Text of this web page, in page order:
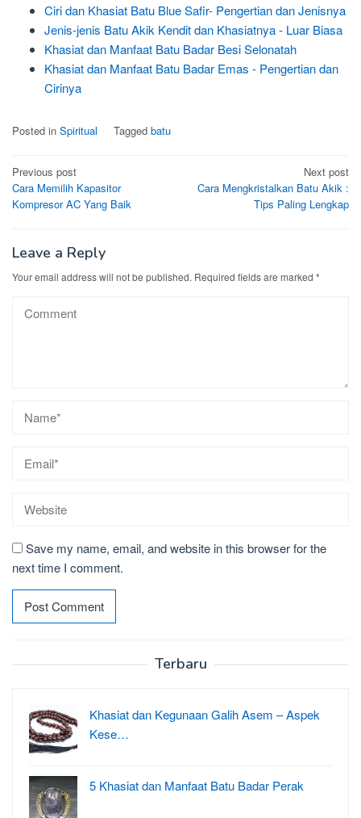
Ciri dan Khasiat Batu Blue Safir- Pengertian dan Jenisnya
Jenis-jenis Batu Akik Kendit dan Khasiatnya - Luar Biasa
Khasiat dan Manfaat Batu Badar Besi Selonatah
Khasiat dan Manfaat Batu Badar Emas - Pengertian dan
Cirinya
Posted in Spiritual Tagged batu
Post
navigation
Previous post
Cara Memilih Kapasitor
Kompresor AC Yang Baik
Next post
Cara Mengkristalkan Batu Akik :
Tips Paling Lengkap
Leave a Reply
Your email address will not be published. Required fields are marked *
Save my name, email, and website in this browser for the
next time I comment.
Terbaru
Khasiat dan Kegunaan Galih Asem – Aspek
Kese…
5 Khasiat dan Manfaat Batu Badar Perak